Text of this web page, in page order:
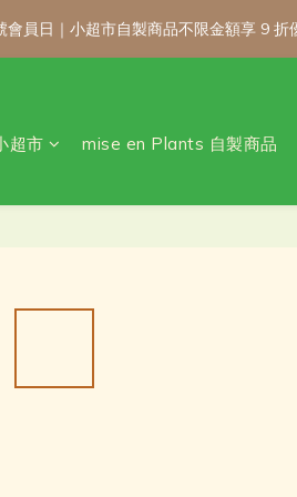
會員日｜小超市自製商品不限金額享 9
會員日｜小超市自製商品不限金額享 9
\ 免運門檻調
會員日｜小超市自製商品不限金額享 9
超市 mise en Plants 自製商品